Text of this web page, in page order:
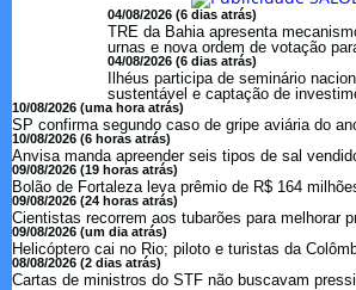
04/08/2026 (6 dias atrás)
TRE da Bahia apresenta
urnas e nova ordem de votação
04/08/2026 (6 dias atrás)
Ilhéus participa de seminário
sustentável e captação de
10/08/2026 (uma hora atrás)
SP confirma segundo caso de gripe aviária do
10/08/2026 (6 horas atrás)
Anvisa manda apreender seis tipos de sal
09/08/2026 (19 horas atrás)
Bolão de Fortaleza leva prêmio de R$ 164
09/08/2026 (24 horas atrás)
Cientistas recorrem aos tubarões para melhorar
09/08/2026 (um dia atrás)
Helicóptero cai no Rio; piloto e turistas da
08/08/2026 (2 dias atrás)
Cartas de ministros do STF não buscavam